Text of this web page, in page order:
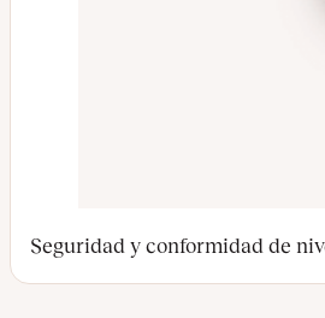
Seguridad y conformidad de